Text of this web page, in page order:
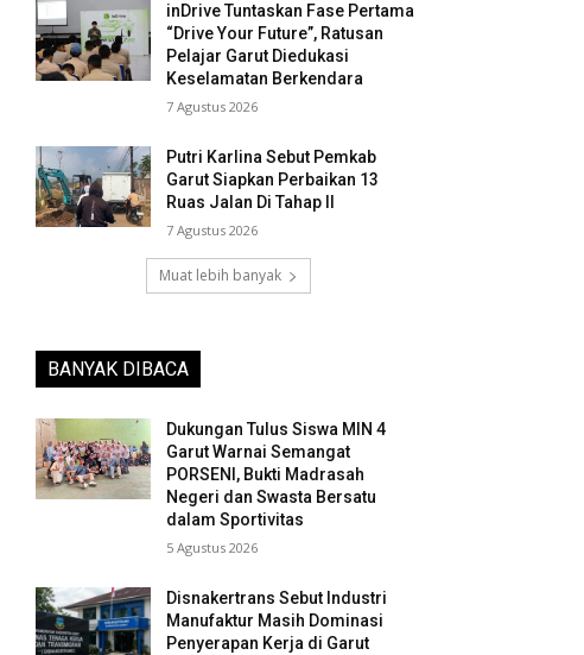
inDrive Tuntaskan Fase Pertama
“Drive Your Future”, Ratusan
Pelajar Garut Diedukasi
Keselamatan Berkendara
7 Agustus 2026
Putri Karlina Sebut Pemkab
Garut Siapkan Perbaikan 13
Ruas Jalan Di Tahap II
7 Agustus 2026
Muat lebih banyak
BANYAK DIBACA
Dukungan Tulus Siswa MIN 4
Garut Warnai Semangat
PORSENI, Bukti Madrasah
Negeri dan Swasta Bersatu
dalam Sportivitas
5 Agustus 2026
Disnakertrans Sebut Industri
Manufaktur Masih Dominasi
Penyerapan Kerja di Garut